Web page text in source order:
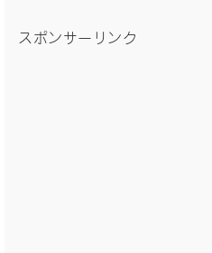
スポンサーリンク